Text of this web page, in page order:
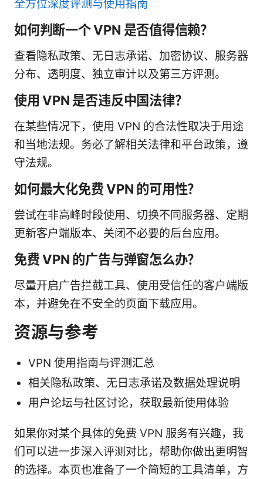
全方位深度评测与使用指南
如何判断一个 VPN 是否值得信赖？
查看隐私政策、无日志承诺、加密协议、服务器
分布、透明度、独立审计以及第三方评测。
使用 VPN 是否违反中国法律？
在某些情况下，使用 VPN 的合法性取决于用途
和当地法规。务必了解相关法律和平台政策，遵
守法规。
如何最大化免费 VPN 的可用性？
尝试在非高峰时段使用、切换不同服务器、定期
更新客户端版本、关闭不必要的后台应用。
免费 VPN 的广告与弹窗怎么办？
尽量开启广告拦截工具、使用受信任的客户端版
本，并避免在不安全的页面下载应用。
资源与参考
VPN 使用指南与评测汇总
相关隐私政策、无日志承诺及数据处理说明
用户论坛与社区讨论，获取最新使用体验
如果你对某个具体的免费 VPN 服务有兴趣，我
们可以进一步深入评测对比，帮助你做出更明智
的选择。本页也准备了一个简短的工具清单，方